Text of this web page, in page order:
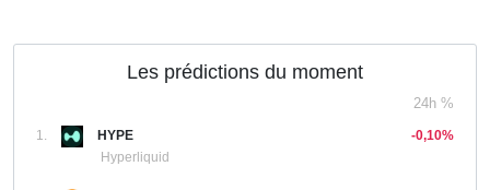
Les prédictions du moment
24h %
1.
HYPE
Hyperliquid
-0,10%